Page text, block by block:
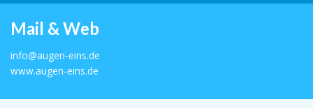
Mail & Web
info@augen-eins.de
www.augen-eins.de